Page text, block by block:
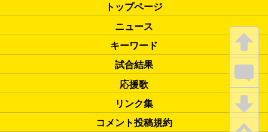
トップページ
ニュース
キーワード
試合結果
応援歌
リンク集
コメント投稿規約